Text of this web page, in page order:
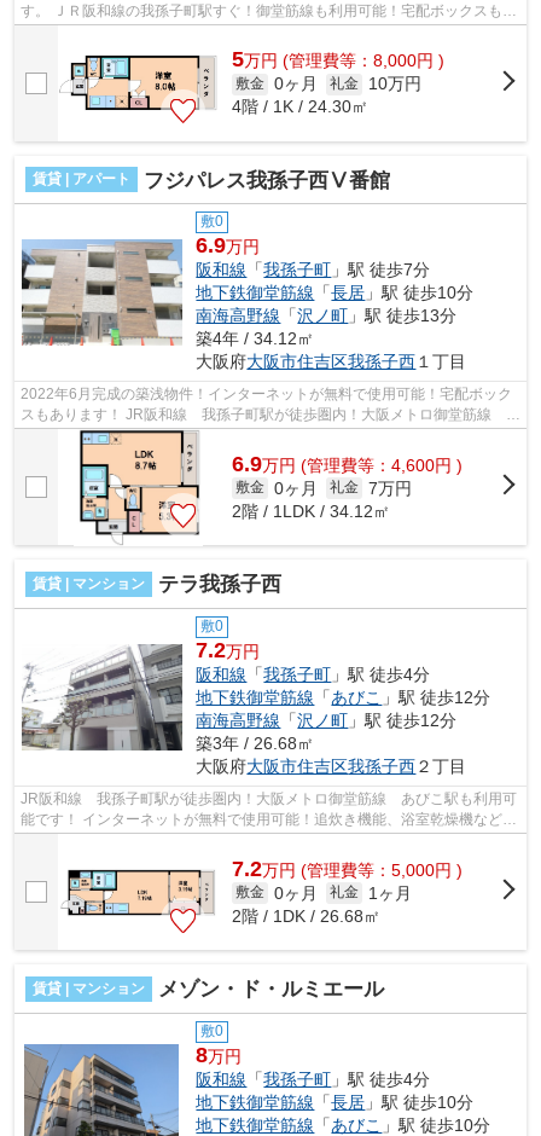
す。 ＪＲ阪和線の我孫子町駅すぐ！御堂筋線も利用可能！宅配ボックスもあ
ります。 ■□■□■□■□■□■□■□■□■□■□■□■...
5万円 (管理費等：8,000円 )
敷金 0ヶ月 礼金
10万円
4階 / 1K / 24.30㎡
賃貸 | アパート フジパレス我孫子西Ⅴ番館
敷0
6.9万円
阪和線 「我孫子町 」駅 徒歩7分
地下鉄御堂筋線 「長居 」駅 徒歩10分
南海高野線 「沢ノ町 」駅 徒歩13分
築4年 / 34.12㎡
大阪府大阪市住吉区我孫子西１丁目
2022年6月完成の築浅物件！インターネットが無料で使用可能！宅配ボック
スもあります！ JR阪和線 我孫子町駅が徒歩圏内！大阪メトロ御堂筋線 長
居駅なども利用でき、アクセスが便利...
6.9万円 (管理費等：4,600円 )
敷金 0ヶ月 礼金 7万円
2階 / 1LDK / 34.12㎡
賃貸 | マンション テラ我孫子西
敷0
7.2万円
阪和線 「我孫子町 」駅 徒歩4分
地下鉄御堂筋線 「あびこ 」駅 徒歩12分
南海高野線 「沢ノ町 」駅 徒歩12分
築3年 / 26.68㎡
大阪府大阪市住吉区我孫子西２丁目
JR阪和線 我孫子町駅が徒歩圏内！大阪メトロ御堂筋線 あびこ駅も利用可
能です！ インターネットが無料で使用可能！追炊き機能、浴室乾燥機など！
7.2万円 (管理費等：5,000円 )
敷金 0ヶ月 礼金
1ヶ月
2階 / 1DK / 26.68㎡
賃貸 | マンション メゾン・ド・ルミエール
敷0
8万円
阪和線 「我孫子町 」駅 徒歩4分
地下鉄御堂筋線 「長居 」駅 徒歩10分
地下鉄御堂筋線 「あびこ 」駅 徒歩10分